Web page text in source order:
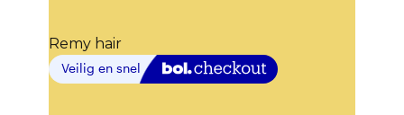
Remy hair